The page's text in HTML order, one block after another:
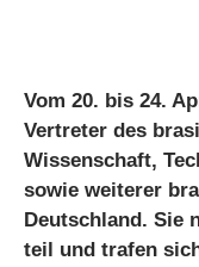
Vom 20. bis 24.
Vertreter des
Wissenschaft,
sowie weiterer
Deutschland. Sie
teil und trafen